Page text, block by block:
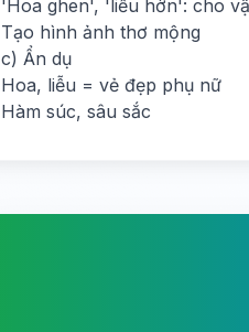
'Hoa ghen', 'liễu hờn': cho
Tạo hình ảnh thơ mộng
c) Ẩn dụ
Hoa, liễu = vẻ đẹp phụ nữ
Hàm súc, sâu sắc